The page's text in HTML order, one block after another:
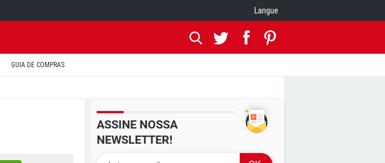
Langue
GUIA DE COMPRAS
ASSINE NOSSA
NEWSLETTER!